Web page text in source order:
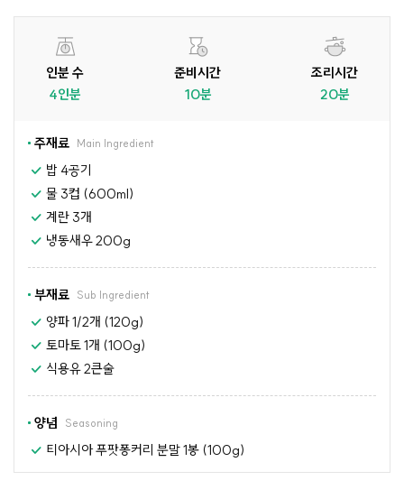
인분 수
4인분
준비시간
10분
조리시간
20분
주재료 Main Ingredient
밥 4공기
물 3컵 (600ml)
계란 3개
냉동새우 200g
부재료 Sub Ingredient
양파 1/2개 (120g)
토마토 1개 (100g)
식용유 2큰술
양념 Seasoning
티아시아 푸팟퐁커리 분말 1봉 (100g)